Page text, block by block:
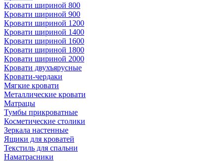
Кровати шириной 800
Кровати шириной 900
Кровати шириной 1200
Кровати шириной 1400
Кровати шириной 1600
Кровати шириной 1800
Кровати шириной 2000
Кровати двухъярусные
Кровати-чердаки
Мягкие кровати
Металлические кровати
Матрацы
Тумбы прикроватные
Косметические столики
Зеркала настенные
Ящики для кроватей
Текстиль для спальни
Наматрасники